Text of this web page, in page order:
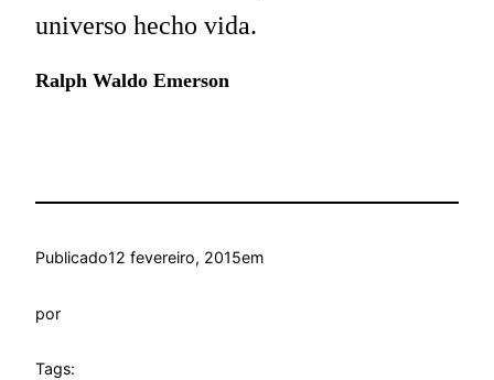
universo hecho vida.
Ralph Waldo Emerson
Publicado12 fevereiro, 2015em
por
Tags: